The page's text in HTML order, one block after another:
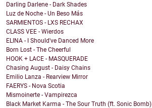
Darling Darlene - Dark Shades
Luz de Noche - Un Beso Más
SARMIENTOS - LXS RECHAX
CLASS VEE - Wierdos
ELINA - I Should've Danced More
Born Lost - The Cheerful
HOOK + LACE - MASQUERADE
Chasing August - Daisy Chains
Emilio Lanza - Rearview Mirror
FAERYS - Nova Scotia
Mismoinerte - Vampirezca
Black Market Karma - The Sour Truth (ft. Sonic Bomb)